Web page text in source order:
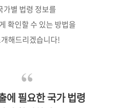
가별 법령 정보를
확인할 수 있는 방법을
해드리겠습니다!
에 필요한 국가 법령